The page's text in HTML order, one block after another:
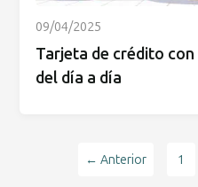
09/04/2025
Tarjeta de crédito
del día a día
← Anterior 1